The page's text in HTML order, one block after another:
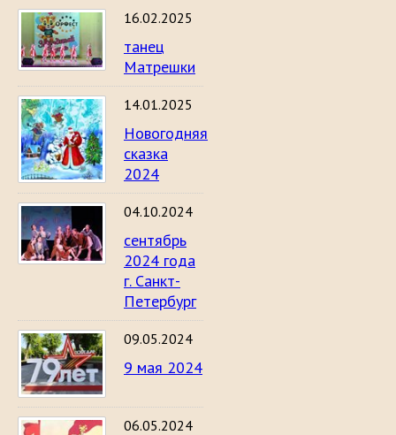
16.02.2025
танец
Матрешки
14.01.2025
Новогодняя
сказка
2024
04.10.2024
сентябрь
2024 года
г. Санкт-
Петербург
09.05.2024
9 мая 2024
06.05.2024